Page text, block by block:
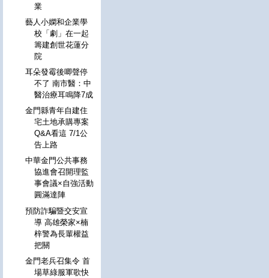
業
藝人小嫻和企業學
校「劇」在一起
籌建創世花蓮分
院
耳朵發霉後唧聲停
不了 南市醫：中
醫治療耳鳴降7成
金門縣青年自建住
宅土地承購專案
Q&A看這 7/1公
告上路
中華金門公共事務
協進會召開理監
事會議×自強活動
圓滿達陣
預防詐騙暨交安宣
導 高雄榮家×楠
梓警為長輩權益
把關
金門老兵召集令 首
場草綠服軍歌快